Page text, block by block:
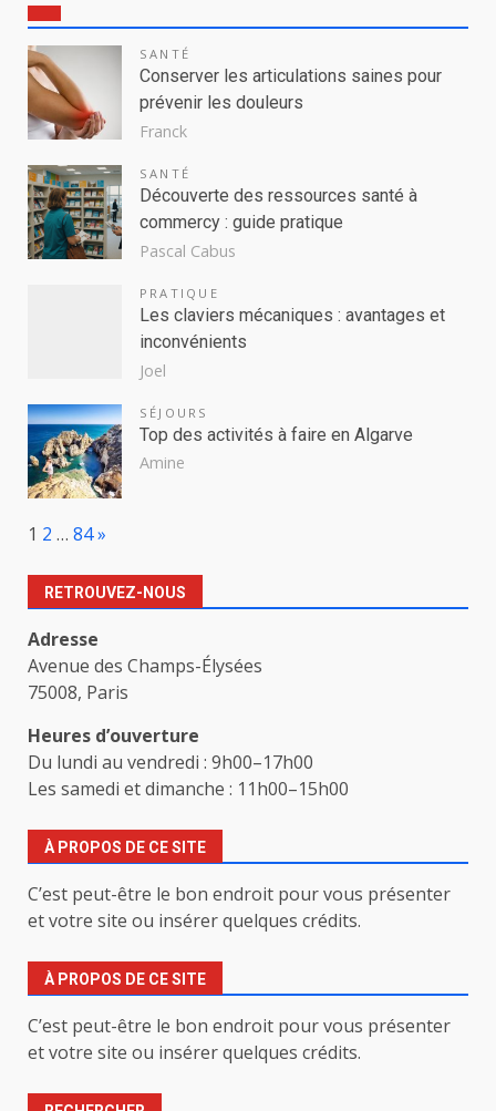
SANTÉ
Conserver les articulations saines pour
prévenir les douleurs
Franck
SANTÉ
Découverte des ressources santé à
commercy : guide pratique
Pascal Cabus
PRATIQUE
Les claviers mécaniques : avantages et
inconvénients
Joel
SÉJOURS
Top des activités à faire en Algarve
Amine
Page:
1 2 … 84Next
»
RETROUVEZ-NOUS
Adresse
Avenue des Champs-Élysées
75008, Paris
Heures d’ouverture
Du lundi au vendredi : 9h00–17h00
Les samedi et dimanche : 11h00–15h00
À PROPOS DE CE SITE
C’est peut-être le bon endroit pour vous présenter
et votre site ou insérer quelques crédits.
À PROPOS DE CE SITE
C’est peut-être le bon endroit pour vous présenter
et votre site ou insérer quelques crédits.